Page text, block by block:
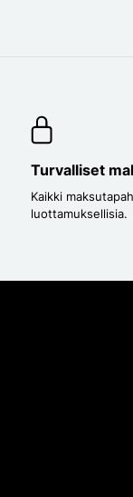
Turvalliset
Kaikki
luottamuksellisia.